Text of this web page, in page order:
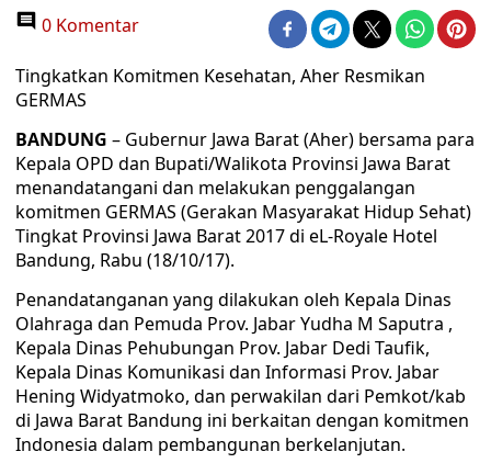
0 Komentar
Tingkatkan Komitmen Kesehatan, Aher Resmikan
GERMAS
BANDUNG – Gubernur Jawa Barat (Aher) bersama para
Kepala OPD dan Bupati/Walikota Provinsi Jawa Barat
menandatangani dan melakukan penggalangan
komitmen GERMAS (Gerakan Masyarakat Hidup Sehat)
Tingkat Provinsi Jawa Barat 2017 di eL-Royale Hotel
Bandung, Rabu (18/10/17).
Penandatanganan yang dilakukan oleh Kepala Dinas
Olahraga dan Pemuda Prov. Jabar Yudha M Saputra ,
Kepala Dinas Pehubungan Prov. Jabar Dedi Taufik,
Kepala Dinas Komunikasi dan Informasi Prov. Jabar
Hening Widyatmoko, dan perwakilan dari Pemkot/kab
di Jawa Barat Bandung ini berkaitan dengan komitmen
Indonesia dalam pembangunan berkelanjutan.